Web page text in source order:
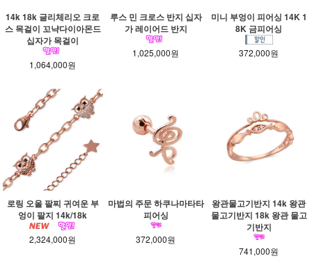
14k 18k 글리체리오 크로
스 목걸이 꼬냑다이아몬드
십자가 목걸이
1,064,000원
루스 민 크로스 반지 십자
가 레이어드 반지
1,025,000원
미니 부엉이 피어싱 14K 1
8K 금피어싱
372,000원
로링 오올 팔찌 귀여운 부
엉이 팔지 14k/18k
2,324,000원
마법의 주문 하쿠나마타타
피어싱
372,000원
왕관물고기반지 14k 왕관
물고기반지 18k 왕관 물고
기반지
741,000원